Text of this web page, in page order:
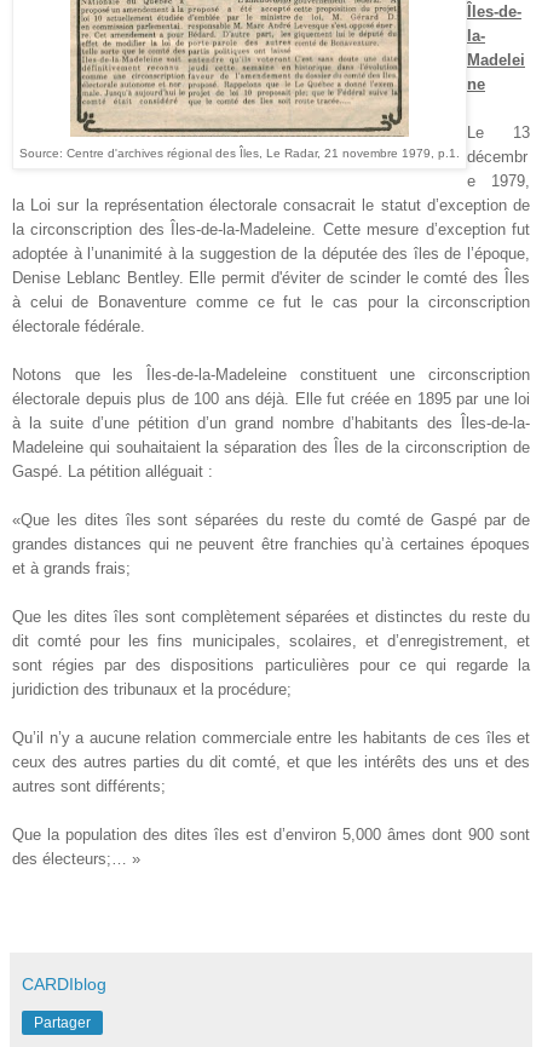
Source: Centre d'archives régional des Îles, Le Radar, 21 novembre 1979, p.1
Îles-de-
la-
Madelei
ne
Le 13
décembr
e 1979,
la Loi sur la représentation électorale consacrait le statut d’exception de
la circonscription des Îles-de-la-Madeleine. Cette mesure d’exception fut
adoptée à l’unanimité à la suggestion de la députée des îles de l’époque,
Denise Leblanc Bentley. Elle permit d'éviter de scinder le comté des Îles
à celui de Bonaventure comme ce fut le cas pour la circonscription
électorale fédérale.
Notons que les Îles-de-la-Madeleine constituent une circonscription
électorale depuis plus de 100 ans déjà. Elle fut créée en 1895 par une loi
à la suite d’une pétition d’un grand nombre d’habitants des Îles-de-la-
Madeleine qui souhaitaient la séparation des
es de la circonscription de
Gaspé. La pétition alléguait :
«Que les dites îles sont séparées du reste du comté de Gaspé par de
grandes distances qui ne peuvent être franchies qu’à certaines époques
et à grands frais;
Que les dites îles sont complètement séparées et distinctes du reste du
dit comté pour les fins municipales, scolaires, et d’enregistrement, et
sont régies par des dispositions particulières pour ce qui regarde la
juridiction des tribunaux et la procédure;
Qu’il n’y a aucune relation commerciale entre les habitants de ces îles et
ceux des autres parties du dit comté, et que les intérêts des uns et des
autres sont différents;
Que la population des dites îles est d’environ 5,000 âmes dont 900 sont
des électeurs;… »
CARDIblog
Partager